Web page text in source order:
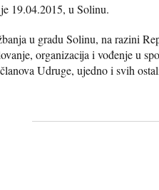
19.04.2015, u Solinu.
u gradu Solinu, na razini
organizacija i vođenje u
Udruge, ujedno i svih